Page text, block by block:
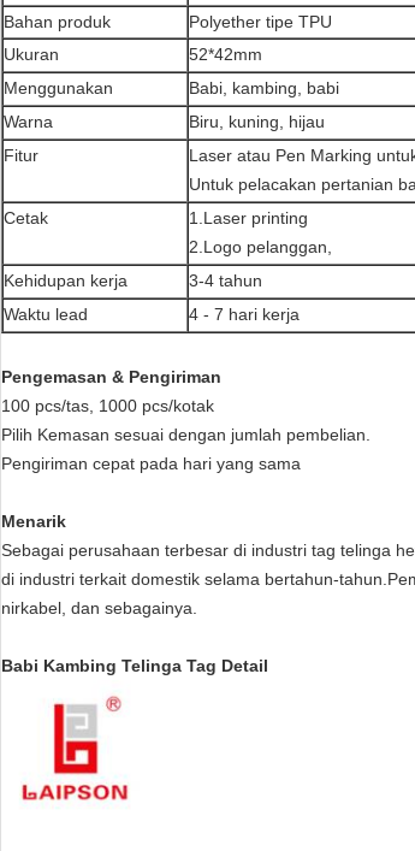
Bahan produk
Polyether tipe TPU
Ukuran
52*42mm
Menggunakan
Babi, kambing, babi
Warna
Biru, kuning, hijau
Fitur
Laser atau Pen Marking
Untuk pelacakan pertanian
Cetak
1.Laser printing
2.Logo pelanggan,
Kehidupan kerja
3-4 tahun
Waktu lead
4 - 7 hari kerja
Pengemasan & Pengiriman
100 pcs/tas, 1000 pcs/kotak
Pilih Kemasan sesuai dengan jumlah pembelian.
Pengiriman cepat pada hari yang sama
Menarik
Sebagai perusahaan terbesar di industri tag telinga
di industri terkait domestik selama bertahun-
nirkabel, dan sebagainya.
Babi Kambing Telinga Tag Detail